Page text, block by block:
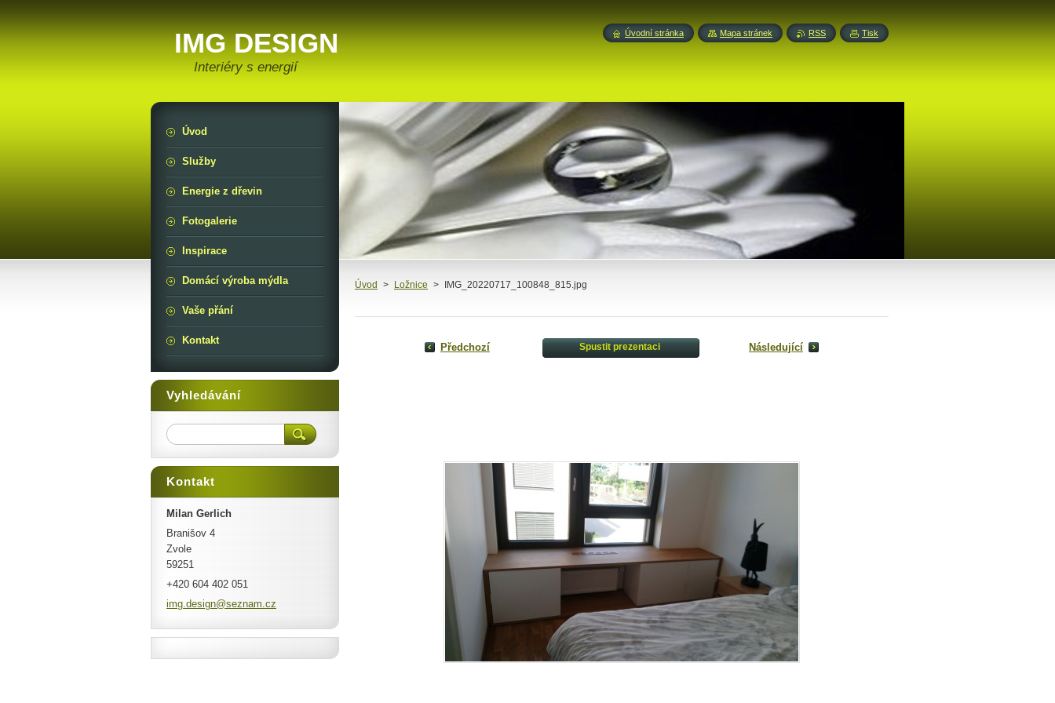
IMG DESIGN
Interiéry s energií
Úvod > Ložnice > IMG_20220717_100848_815.jpg
Předchozí Spustit prezentaci Následující
Úvod
Služby
Energie z dřevin
Fotogalerie
Inspirace
Domácí výroba mýdla
Vaše přání
Kontakt
Vyhledávání
Kontakt
Milan Gerlich
Branišov 4
Zvole
59251
+420 604 402 051
img.design@seznam.cz
Úvodní stránka Mapa stránek RSS Tisk